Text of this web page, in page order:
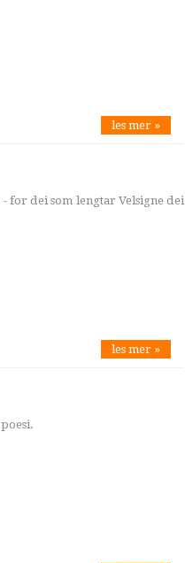
les mer »
for dei som lengtar Velsigne dei
les mer »